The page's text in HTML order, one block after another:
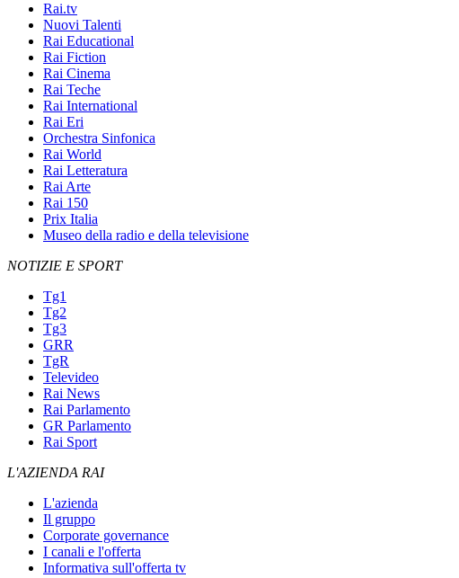
Rai.tv
Nuovi Talenti
Rai Educational
Rai Fiction
Rai Cinema
Rai Teche
Rai International
Rai Eri
Orchestra Sinfonica
Rai World
Rai Letteratura
Rai Arte
Rai 150
Prix Italia
Museo della radio e della televisione
NOTIZIE E SPORT
Tg1
Tg2
Tg3
GRR
TgR
Televideo
Rai News
Rai Parlamento
GR Parlamento
Rai Sport
L'AZIENDA RAI
L'azienda
Il gruppo
Corporate governance
I canali e l'offerta
Informativa sull'offerta tv